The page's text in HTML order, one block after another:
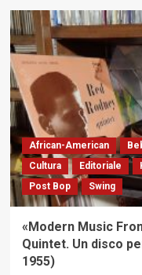
su
«Magic
Miles»
della
Jodice
Bros
Jazz
un
tributo
ricco
di
colpi
di
(Barly
Records,
African-American
Cultura
Editoriale
Post Bop
Swing
«Modern Music
Quintet. Un disco
1955)